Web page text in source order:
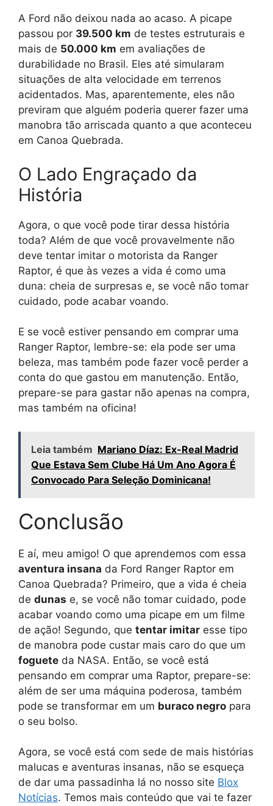
A Ford não deixou nada ao acaso. A picape
passou por 39.500 km de testes estruturais e
mais de 50.000 km em avaliações de
durabilidade no Brasil. Eles até simularam
situações de alta velocidade em terrenos
acidentados. Mas, aparentemente, eles não
previram que alguém poderia querer fazer uma
manobra tão arriscada quanto a que aconteceu
em Canoa Quebrada.
O Lado Engraçado da
História
Agora, o que você pode tirar dessa história
toda? Além de que você provavelmente não
deve tentar imitar o motorista da Ranger
Raptor, é que às vezes a vida é como uma
duna: cheia de surpresas e, se você não tomar
cuidado, pode acabar voando.
E se você estiver pensando em comprar uma
Ranger Raptor, lembre-se: ela pode ser uma
beleza, mas também pode fazer você perder a
conta do que gastou em manutenção. Então,
prepare-se para gastar não apenas na compra,
mas também na oficina!
Leia também Mariano Díaz: Ex-Real Madrid
Que Estava Sem Clube Há Um Ano Agora É
Convocado Para Seleção Dominicana!
Conclusão
E aí, meu amigo! O que aprendemos com essa
aventura insana da Ford Ranger Raptor em
Canoa Quebrada? Primeiro, que a vida é cheia
de dunas e, se você não tomar cuidado, pode
acabar voando como uma picape em um filme
de ação! Segundo, que tentar imitar esse tipo
de manobra pode custar mais caro do que um
foguete da NASA. Então, se você está
pensando em comprar uma Raptor, prepare-se:
além de ser uma máquina poderosa, também
pode se transformar em um buraco negro para
o seu bolso.
Agora, se você está com sede de mais histórias
malucas e aventuras insanas, não se esqueça
de dar uma passadinha lá no nosso site Blox
Notícias. Temos mais conteúdo que vai te fazer